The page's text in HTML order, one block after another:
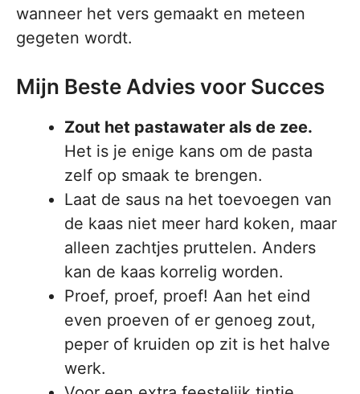
wanneer het vers gemaakt en meteen
gegeten wordt.
Mijn Beste Advies voor Succes
Zout het pastawater als de zee.
Het is je enige kans om de pasta
zelf op smaak te brengen.
Laat de saus na het toevoegen van
de kaas niet meer hard koken, maar
alleen zachtjes pruttelen. Anders
kan de kaas korrelig worden.
Proef, proef, proef! Aan het eind
even proeven of er genoeg zout,
peper of kruiden op zit is het halve
werk.